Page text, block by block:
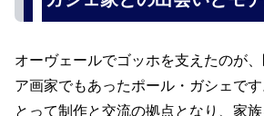
オーヴェールでゴッホを支えたのが
ア画家でもあったポール・ガシェで
とって制作と交流の拠点となり、家